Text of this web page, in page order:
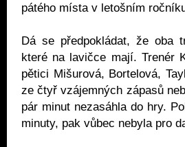
pátého místa v letošním
Dá se předpokládat, že oba
které na lavičce mají. Trenér
pětici Mišurová, Bortelová,
ze čtyř vzájemných zápasů
pár minut nezasáhla do hry.
minuty, pak vůbec nebyla pro